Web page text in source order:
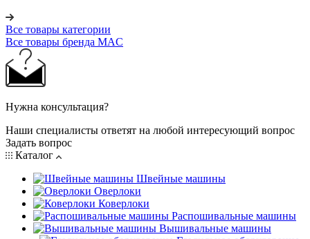
Все товары категории
Все товары бренда MAC
Нужна консультация?
Наши специалисты ответят на любой интересующий вопрос
Задать вопрос
Каталог
Швейные машины
Оверлоки
Коверлоки
Распошивальные машины
Вышивальные машины